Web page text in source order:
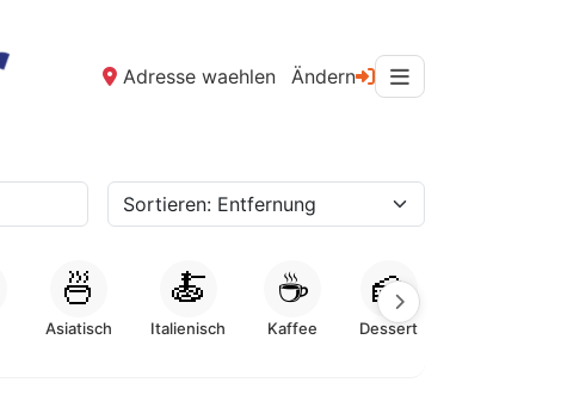
Adresse waehlen Ändern
🍜
Asiatisch
🍝
Italienisch
☕
Kaffee
🍰
Dessert